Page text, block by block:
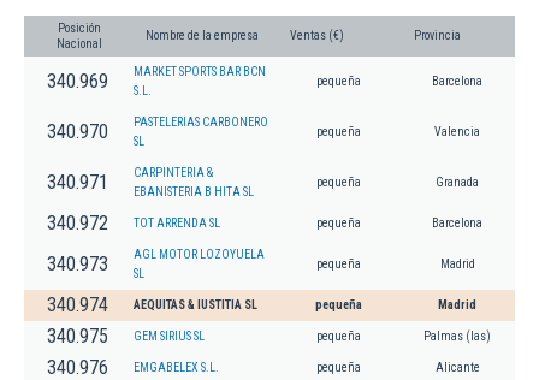
Posición
Nacional
Nombre de la empresa Ventas (€) Provincia
340.969
MARKET SPORTS BAR BCN
S.L.
pequeña Barcelona
340.970
PASTELERIAS CARBONERO
SL
pequeña Valencia
340.971
CARPINTERIA &
EBANISTERIA B HITA SL
pequeña Granada
340.972 TOT ARRENDA SL pequeña Barcelona
340.973
AGL MOTOR LOZOYUELA
SL
pequeña Madrid
340.974 AEQUITAS & IUSTITIA SL pequeña Madrid
340.975 GEM SIRIUS SL pequeña Palmas (las)
340.976 EMGABELEX S.L. pequeña Alicante